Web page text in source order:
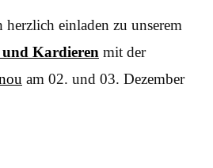
einladen zu unserem
Kardieren mit der
am 02. und 03. Dezember